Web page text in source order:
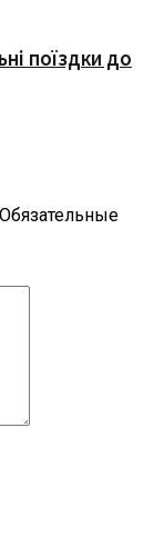
поїздки до
Обязательные